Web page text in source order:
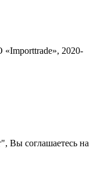
2020-
Вы соглашаетесь на